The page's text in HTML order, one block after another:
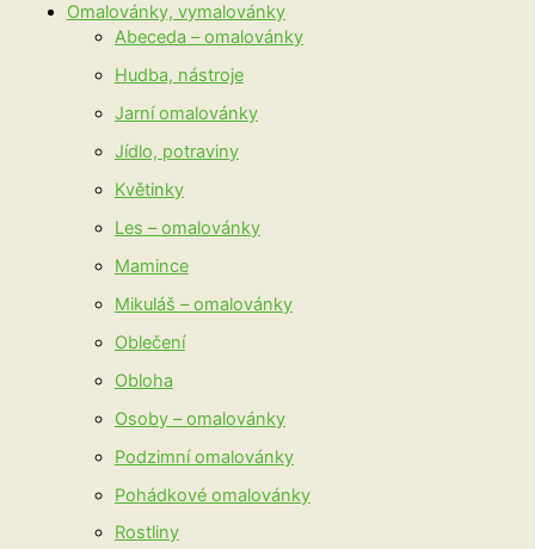
Omalovánky, vymalovánky
Abeceda – omalovánky
Hudba, nástroje
Jarní omalovánky
Jídlo, potraviny
Květinky
Les – omalovánky
Mamince
Mikuláš – omalovánky
Oblečení
Obloha
Osoby – omalovánky
Podzimní omalovánky
Pohádkové omalovánky
Rostliny